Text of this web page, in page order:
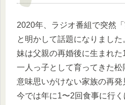
2020年、ラジオ番組で突然
と明かして話題になりました
妹は父親の再婚後に生まれ
一人っ子として育ってきた
意味思いがけない家族の再発
今では年に1〜2回食事に行